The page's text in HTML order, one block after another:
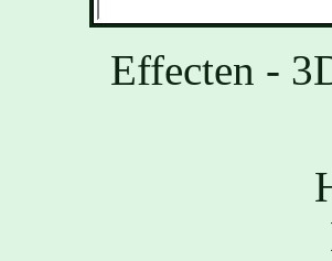
Effecten -